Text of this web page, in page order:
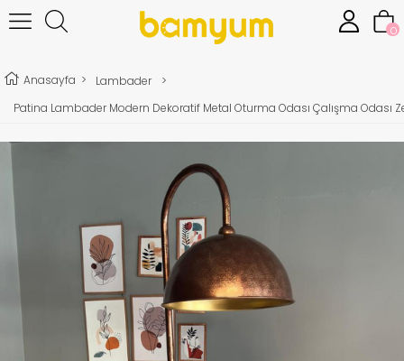
0
Anasayfa > Lambader
>
Patina Lambader Modern Dekoratif Metal Oturma Odası Çalışma Odası